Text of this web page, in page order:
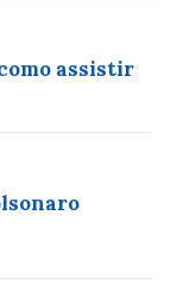
assistir